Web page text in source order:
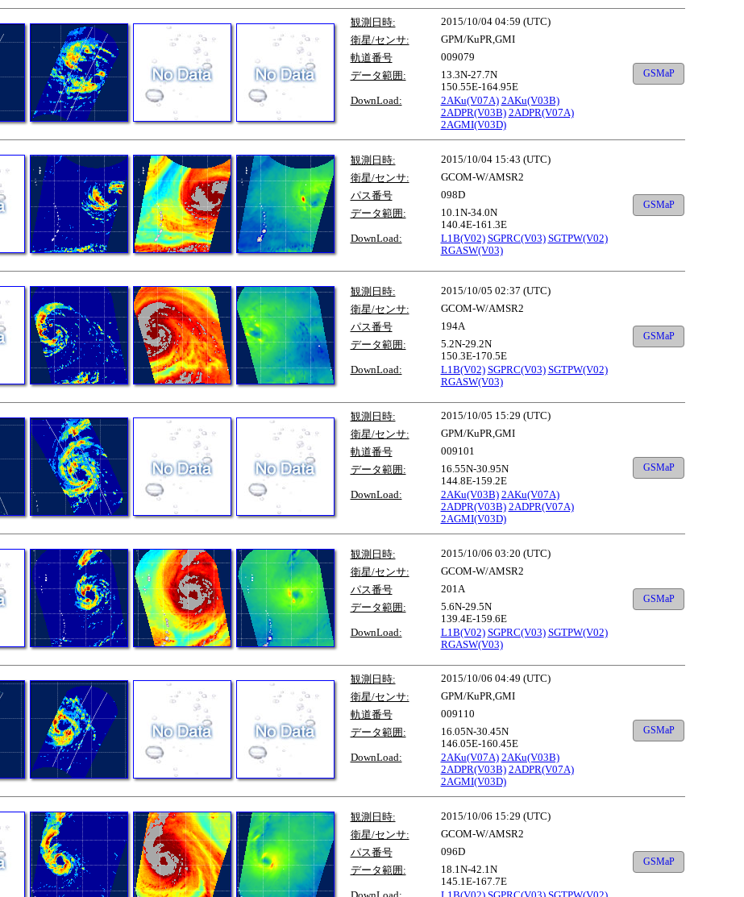
観測日時:
2015/10/04 04:59 (UTC)
衛星/センサ:
GPM/KuPR,GMI
軌道番号
009079
データ範囲:
13.3N-27.7N
150.55E-164.95E
DownLoad:
2AKu(V07A) 2AKu(V03B)
2ADPR(V03B) 2ADPR(V07A)
2AGMI(V03D)
GSMaP
観測日時:
2015/10/04 15:43 (UTC)
衛星/センサ:
GCOM-W/AMSR2
パス番号
098D
データ範囲:
10.1N-34.0N
140.4E-161.3E
DownLoad:
L1B(V02) SGPRC(V03) SGTPW(V02)
RGASW(V03)
GSMaP
観測日時:
2015/10/05 02:37 (UTC)
衛星/センサ:
GCOM-W/AMSR2
パス番号
194A
データ範囲:
5.2N-29.2N
150.3E-170.5E
DownLoad:
L1B(V02) SGPRC(V03) SGTPW(V02)
RGASW(V03)
GSMaP
観測日時:
2015/10/05 15:29 (UTC)
衛星/センサ:
GPM/KuPR,GMI
軌道番号
009101
データ範囲:
16.55N-30.95N
144.8E-159.2E
DownLoad:
2AKu(V03B) 2AKu(V07A)
2ADPR(V03B) 2ADPR(V07A)
2AGMI(V03D)
GSMaP
観測日時:
2015/10/06 03:20 (UTC)
衛星/センサ:
GCOM-W/AMSR2
パス番号
201A
データ範囲:
5.6N-29.5N
139.4E-159.6E
DownLoad:
L1B(V02) SGPRC(V03) SGTPW(V02)
RGASW(V03)
GSMaP
観測日時:
2015/10/06 04:49 (UTC)
衛星/センサ:
GPM/KuPR,GMI
軌道番号
009110
データ範囲:
16.05N-30.45N
146.05E-160.45E
DownLoad:
2AKu(V07A) 2AKu(V03B)
2ADPR(V03B) 2ADPR(V07A)
2AGMI(V03D)
GSMaP
観測日時:
2015/10/06 15:29 (UTC)
衛星/センサ:
GCOM-W/AMSR2
パス番号
096D
データ範囲:
18.1N-42.1N
145.1E-167.7E
GSMaP